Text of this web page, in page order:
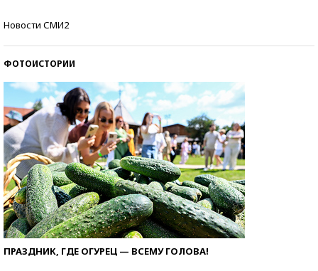
Новости СМИ2
ФОТОИСТОРИИ
ПРАЗДНИК, ГДЕ ОГУРЕЦ — ВСЕМУ ГОЛОВА!